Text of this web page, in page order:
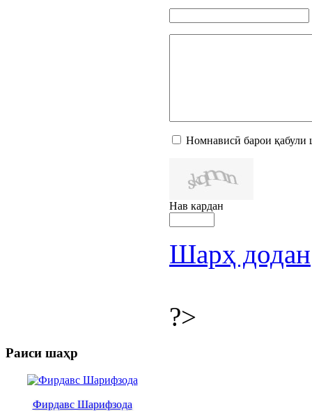
Номнависӣ барои қабули
Нав кардан
Шарҳ додан
?>
Раиси шаҳр
Фирдавс Шарифзода